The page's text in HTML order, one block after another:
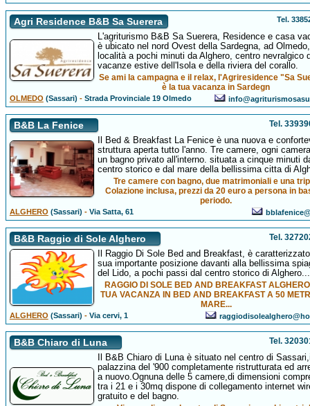
Agri Residence B&B Sa Suerera Tel.
L'agriturismo B&B Sa Suerera, Residence e casa
è ubicato nel nord Ovest della Sardegna, ad Olmedo,
località a pochi minuti da Alghero, centro nevralgico
vacanze estive dell'Isola e della riviera del corallo.
Se ami la campagna e il relax, l'Agriresidence "Sa
è la tua vacanza in Sardegn
OLMEDO (Sassari) -Strada Provinciale 19 Olmedo
B&B La Fenice Tel.
Il Bed & Breakfast La Fenice è una nuova e
struttura aperta tutto l'anno. Tre camere, ogni
un bagno privato all'interno. situata a cinque minuti
centro storico e dal mare della bellissima citta di
Tre camere con bagno, due matrimoniali e una
Colazione inclusa, prezzi da 20 euro a persona in
periodo.
ALGHERO (Sassari) -Via Satta, 61
B&B Raggio di Sole Alghero Tel.
Il Raggio Di Sole Bed and Breakfast, è
sua importante posizione davanti alla bellissima
del Lido, a pochi passi dal centro storico di Alghero...
RAGGIO DI SOLE BED AND BREAKFAST
TUA VACANZA IN BED AND BREAKFAST A 50
MARE...
ALGHERO (Sassari) -Via cervi, 1
B&B Chiaro di Luna Tel.
Il B&B Chiaro di Luna è situato nel centro di
palazzina del '900 completamente ristrutturata ed
a nuovo.Ognuna delle 5 camere,di dimensioni
tra i 21 e i 30mq dispone di collegamento internet
gratuito e del bagno.